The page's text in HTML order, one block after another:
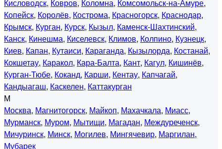
Кисловодск, Ковров, Коломна, Комсомольск-на-Амуре,
Копейск, Королёв, Кострома, Красногорск, Краснодар,
Крымск, Курган, Курск, Кызыл, Каменск-Шахтинский,
Канск, Кинешма, Киселевск, Климов, Колпино, Кузнецк,
Киев, Капан, Кутаиси, Караганда, Кызылорда, Костанай,
Кокшетау, Каракол, Кара-Балта, Кант, Кагул, Кишинёв,
Курган-Тюбе, Коканд, Карши, Кентау, Капчагай,
Кандыагаш, Каскелен, Каттакурган
М
Москва, Магнитогорск, Майкоп, Махачкала, Миасс,
Мурманск, Муром, Мытищи, Магадан, Междуреченск,
Мичуринск, Минск, Могилев, Мингячевир, Маргилан,
Мубарек